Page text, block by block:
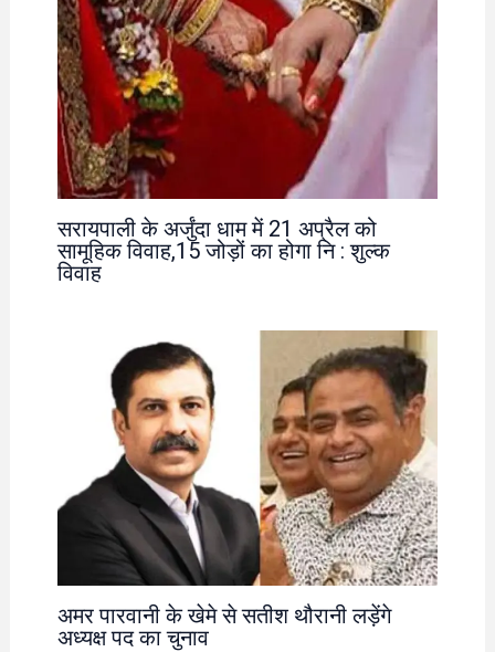
सरायपाली के अर्जुंदा धाम में 21 अप्रैल को
सामूहिक विवाह,15 जोड़ों का होगा नि : शुल्क
विवाह
अमर पारवानी के खेमे से सतीश थौरानी लड़ेंगे
अध्यक्ष पद का चुनाव